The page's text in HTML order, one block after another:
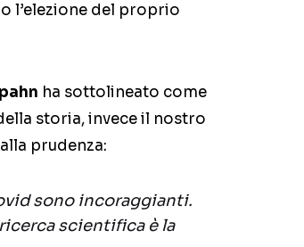
l’elezione del proprio
ha sottolineato come
storia, invece il nostro
prudenza:
sono incoraggianti.
scientifica è la